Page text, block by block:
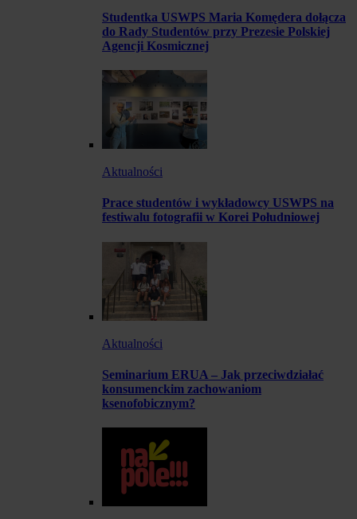
Studentka USWPS Maria Komędera dołącza
do Rady Studentów przy Prezesie Polskiej
Agencji Kosmicznej
Aktualności
Prace studentów i wykładowcy USWPS na
festiwalu fotografii w Korei Południowej
Aktualności
Seminarium ERUA – Jak przeciwdziałać
konsumenckim zachowaniom
ksenofobicznym?